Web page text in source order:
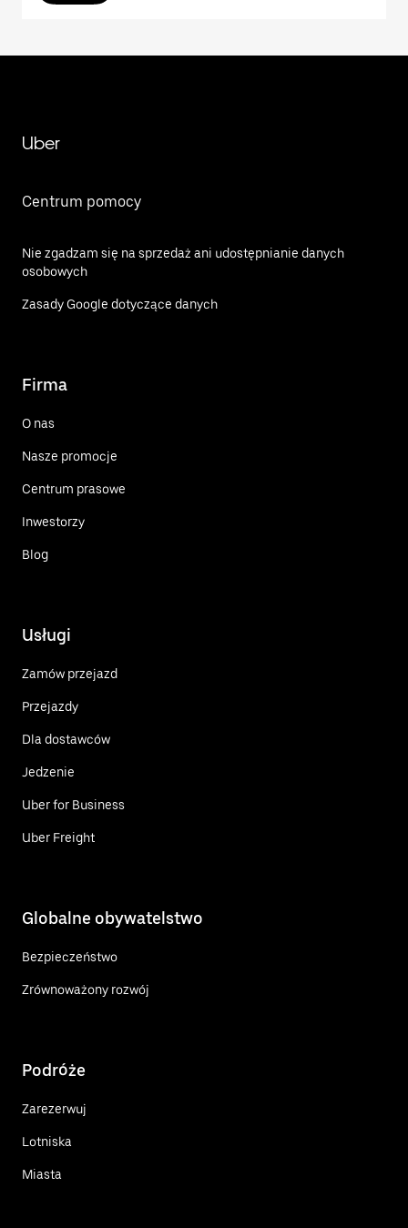
Uber
Centrum pomocy
Nie zgadzam się na sprzedaż ani udostępnianie danych
osobowych
Zasady Google dotyczące danych
Firma
O nas
Nasze promocje
Centrum prasowe
Inwestorzy
Blog
Usługi
Zamów przejazd
Przejazdy
Dla dostawców
Jedzenie
Uber for Business
Uber Freight
Globalne obywatelstwo
Bezpieczeństwo
Zrównoważony rozwój
Podróże
Zarezerwuj
Lotniska
Miasta